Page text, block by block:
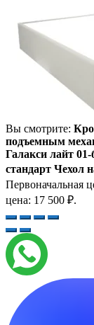
Вы смотрите:
подъемным
Галакси лайт
стандарт Чехол
Первоначальная
цена: 17 500 ₽.